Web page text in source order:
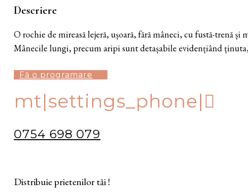
Descriere
O rochie de mireasă lejeră, ușoară, fără mâneci, cu fustă-trenă
Mânecile lungi, precum aripi sunt detașabile evidențiând
Fă o programare
mt|settings_phone|
0754 698 079
Distribuie prietenilor tăi !